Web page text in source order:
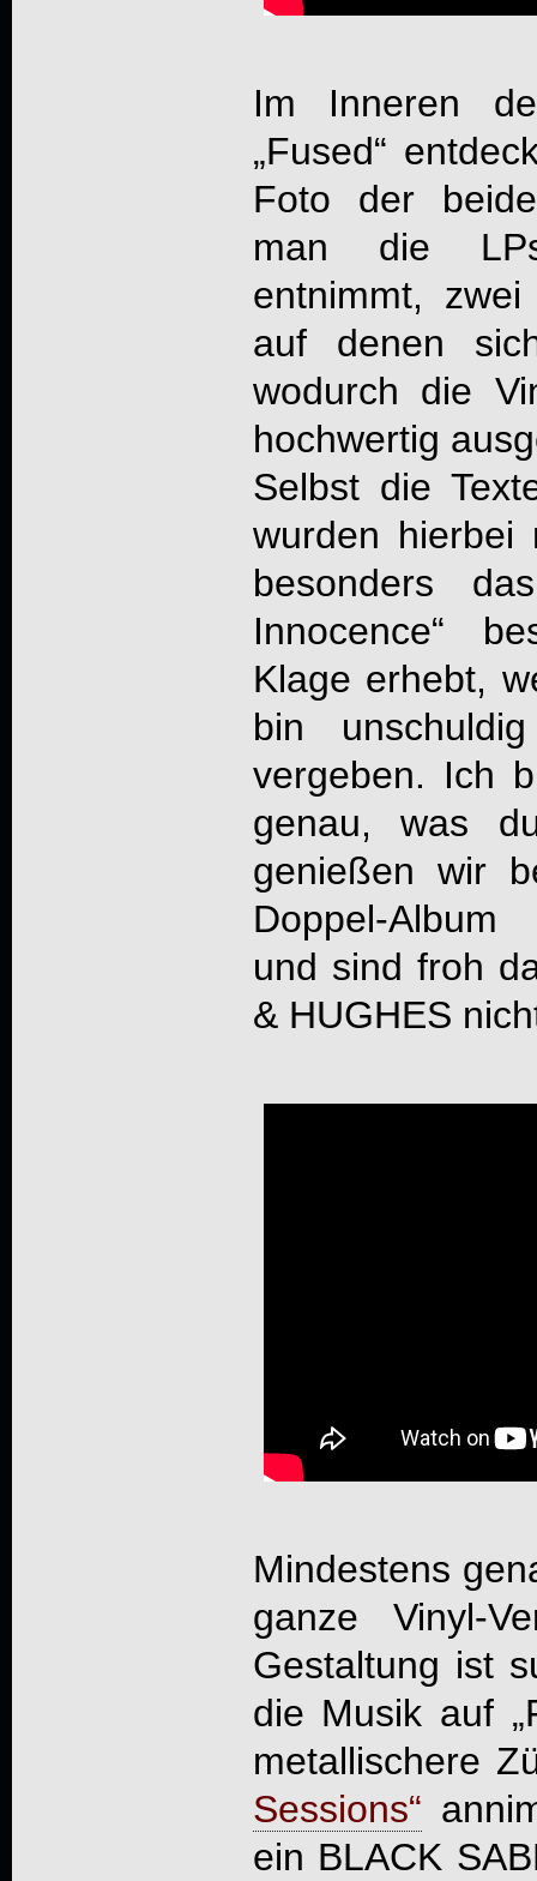
Im Inneren
„Fused“
Foto der
man die
entnimmt,
auf denen
wodurch die
hochwertig
Selbst die
wurden hierbei
besonders
Innocence“
Klage erhebt,
bin
vergeben. Ich
genau, was
genießen wir
Doppel-
und sind froh
& HUGHES
Mindestens
ganze Vinyl-
Gestaltung ist
die Musik auf
metallischere
Sessions“
ein BLACK